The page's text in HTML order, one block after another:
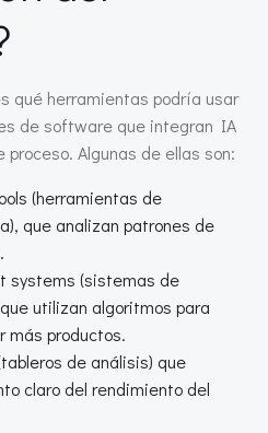
qué herramientas podría usar
de software que integran IA
Algunas de ellas son:
(herramientas de
que analizan patrones de
systems (sistemas de
utilizan algoritmos para
más productos.
de análisis) que
claro del rendimiento del